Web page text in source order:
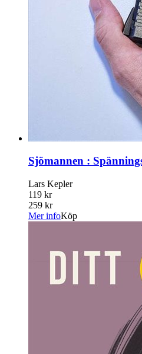
Sjömannen :
Lars Kepler
119 kr
259 kr
Mer infoKöp